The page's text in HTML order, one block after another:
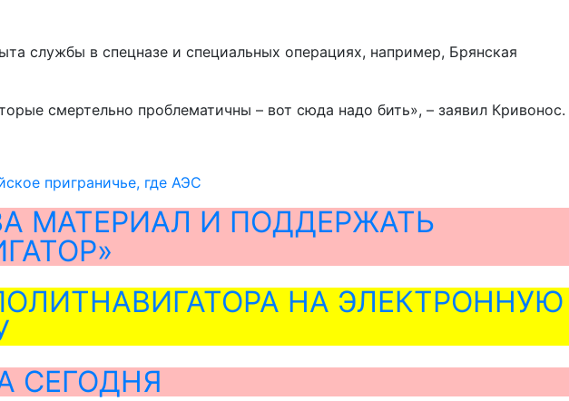
службы в спецназе и специальных операциях, например, Брянская
смертельно проблематичны – вот сюда надо бить», – заявил Кривонос.
приграничье, где АЭС
МАТЕРИАЛ И ПОДДЕРЖАТЬ
НА ЭЛЕКТРОННУЮ
СЕГОДНЯ